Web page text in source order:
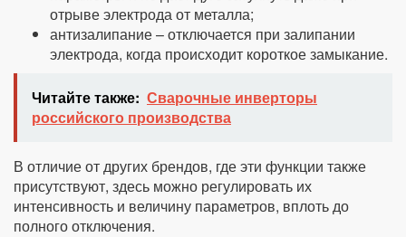
отрыве электрода от металла;
антизалипание – отключается при залипании
электрода, когда происходит короткое замыкание.
Читайте также: Сварочные инверторы
российского производства
В отличие от других брендов, где эти функции также
присутствуют, здесь можно регулировать их
интенсивность и величину параметров, вплоть до
полного отключения.